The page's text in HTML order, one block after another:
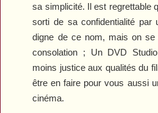
sa simplicité. Il est regrettable
sorti de sa confidentialité par
digne de ce nom, mais on se
consolation ; Un DVD
moins justice aux qualités du
être en faire pour vous aussi
cinéma.